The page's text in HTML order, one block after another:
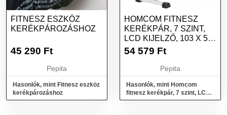
FITNESZ ESZKÖZ
KERÉKPÁROZÁSHOZ
45 290 Ft
Pepita
Hasonlók, mint Fitnesz eszköz
kerékpározáshoz
HOMCOM FITNESZ
KERÉKPÁR, 7 SZINT,
LCD KIJELZŐ, 103 X 53
X 110-114...
54 579 Ft
Pepita
Hasonlók, mint Homcom
fitnesz kerékpár, 7 szint, LCD
kijelző, 103 x 53 x 110-114...